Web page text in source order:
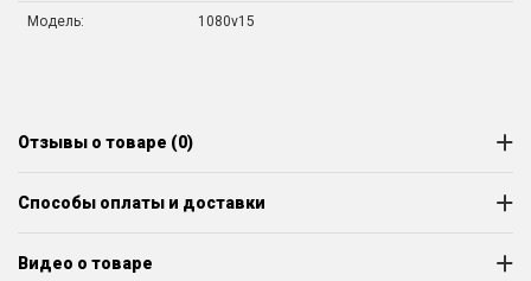
Модель: 1080v15
Отзывы о товаре (0)
Способы оплаты и доставки
Видео о товаре